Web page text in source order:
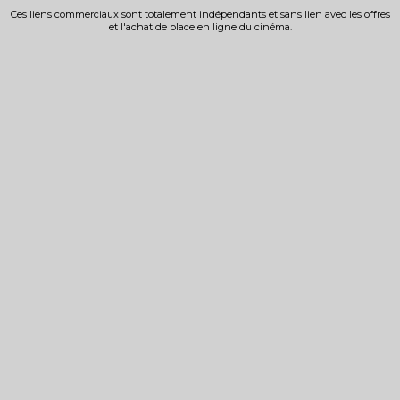
Ces liens commerciaux sont totalement indépendants et sans lien avec les offres
et l'achat de place en ligne du cinéma.